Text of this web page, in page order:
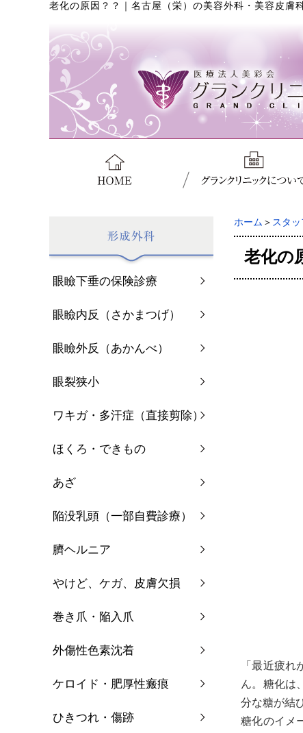
老化の原因？？ 名古屋（栄）の美容外科・美容皮膚
ホーム ＞ スタ
老化の
「最近疲
ん。糖化は
分な糖が結
糖化のイメ
眼瞼下垂の保険診療
眼瞼内反（さかまつげ）
眼瞼外反（あかんべ）
眼裂狭小
ワキガ・多汗症（直接剪除）
ほくろ・できもの
あざ
陥没乳頭（一部自費診療）
臍ヘルニア
やけど、ケガ、皮膚欠損
巻き爪・陥入爪
外傷性色素沈着
ケロイド・肥厚性瘢痕
ひきつれ・傷跡